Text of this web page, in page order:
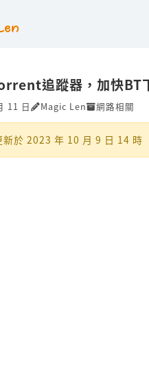
追蹤器，加快BT
11 日 Magic Len 網路相關
新於 2023 年 10 月 9 日 14 時